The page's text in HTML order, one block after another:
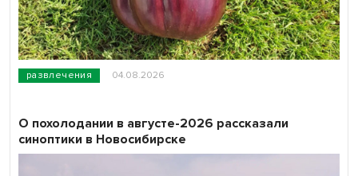
развлечения 04.08.2026
О похолодании в августе-2026 рассказали
синоптики в Новосибирске